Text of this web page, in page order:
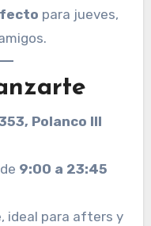
para jueves,
Polanco III
9:00 a 23:45
ideal para afters y